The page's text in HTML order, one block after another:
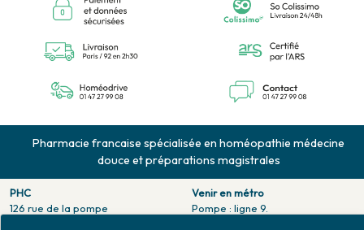
Pharmacie francaise spécialisée en homéopathie médecine
douce et préparations magistrales
PHC
126 rue de la pompe
Venir en métro
Pompe : ligne 9.